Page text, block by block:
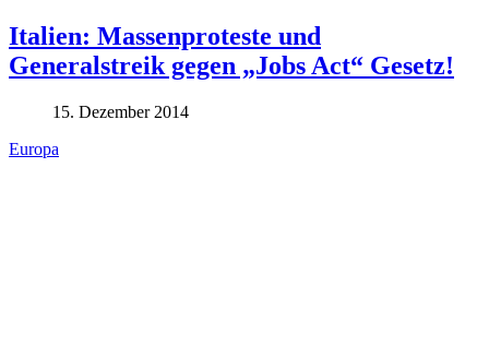
Italien: Massenproteste und
Generalstreik gegen „Jobs Act“ Gesetz!
15. Dezember 2014
Europa